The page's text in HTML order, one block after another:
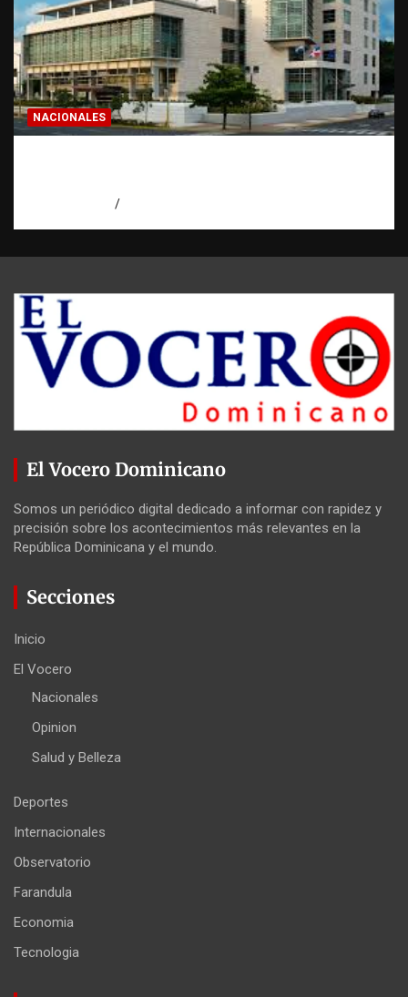
NACIONALES
El Vocero Dominicano
Somos un periódico digital dedicado a informar con rapidez y
precisión sobre los acontecimientos más relevantes en la
República Dominicana y el mundo.
Secciones
Inicio
El Vocero
Nacionales
Opinion
Salud y Belleza
Deportes
Internacionales
Observatorio
Farandula
Economia
Tecnologia